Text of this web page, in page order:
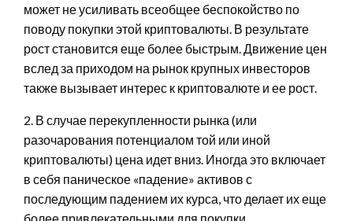
может не усиливать всеобщее беспокойство по
поводу покупки этой криптовалюты. В результате
рост становится еще более быстрым. Движение цен
вслед за приходом на рынок крупных инвесторов
также вызывает интерес к криптовалюте и ее рост.
2. В случае перекупленности рынка (или
разочарования потенциалом той или иной
криптовалюты) цена идет вниз. Иногда это включает
в себя паническое «падение» активов с
последующим падением их курса, что делает их еще